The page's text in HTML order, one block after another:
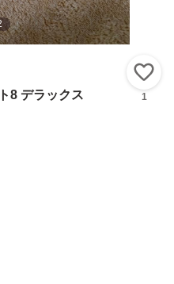
8 デラックス 1